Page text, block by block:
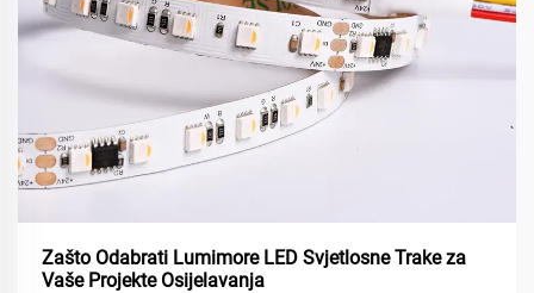
Zašto Odabrati Lumimore LED Svjetlosne Trake za
Vaše Projekte Osijelavanja